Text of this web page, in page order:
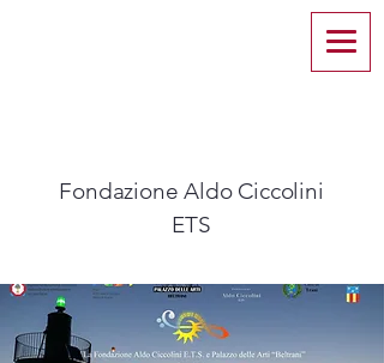
Fondazione Aldo Ciccolini
ETS​